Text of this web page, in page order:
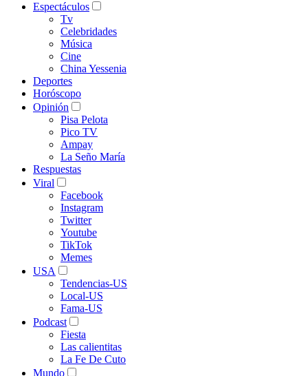
Espectáculos
Tv
Celebridades
Música
Cine
China Yessenia
Deportes
Horóscopo
Opinión
Pisa Pelota
Pico TV
Ampay
La Seño María
Respuestas
Viral
Facebook
Instagram
Twitter
Youtube
TikTok
Memes
USA
Tendencias-US
Local-US
Fama-US
Podcast
Fiesta
Las calientitas
La Fe De Cuto
Mundo